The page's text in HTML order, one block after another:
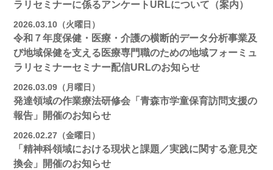
ラリセミナーに係るアンケートURLについて（案内）
2026.03.10（火曜日）
令和７年度保健・医療・介護の横断的データ分析事業及
び地域保健を支える医療専門職のための地域フォーミュ
ラリセミナーセミナー配信URLのお知らせ
2026.03.09（月曜日）
発達領域の作業療法研修会「青森市学童保育訪問支援の
報告」開催のお知らせ
2026.02.27（金曜日）
「精神科領域における現状と課題／実践に関する意見交
換会」開催のお知らせ